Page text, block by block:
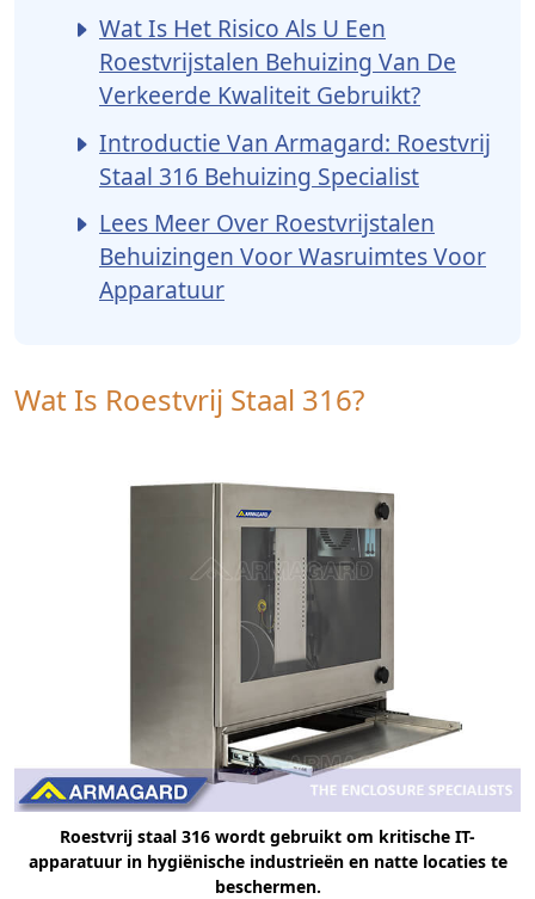
Wat Is Het Risico Als U Een
Roestvrijstalen Behuizing Van De
Verkeerde Kwaliteit Gebruikt?
Introductie Van Armagard: Roestvrij
Staal 316 Behuizing Specialist
Lees Meer Over Roestvrijstalen
Behuizingen Voor Wasruimtes Voor
Apparatuur
Wat Is Roestvrij Staal 316?
Roestvrij staal 316 wordt gebruikt om kritische IT-
apparatuur in hygiënische industrieën en natte locaties te
beschermen.